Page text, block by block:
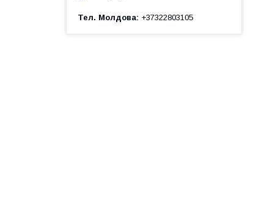
Тел. Молдова +37322803105